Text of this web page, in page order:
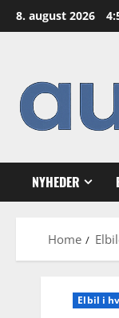
Skip
to
8. august 2026
NYHEDER
Home
Elbil i